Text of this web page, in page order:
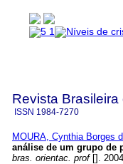
Revista Brasileira
ISSN 1984-7270
MOURA, Cynthia Borges
análise de um grupo de
bras. orientac. prof[].